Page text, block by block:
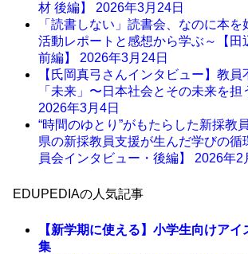
材 後編】 2026年3月24日
「読書しない」読書会、なのに本を
活動レポートと感想から学ぶ～【田
前編】 2026年3月24日
【氏岡真弓さんインタビュー】教員
「未来」〜日本社会とその未来を
2026年3月4日
“時間のゆとり”がもたらした新採
県の新採教員支援が生んだ学びの循
員会インタビュー・後編】 2026年2
EDUPEDIAの人気記事
【新学期に使える】小学生向けア
集